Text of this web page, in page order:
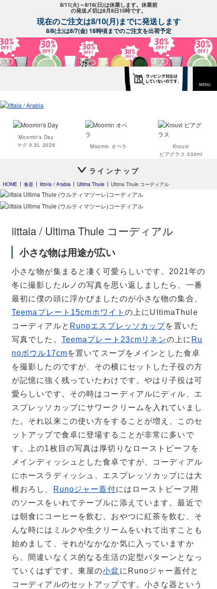
8/11(火)～8/16(日)は休業します。休業前
の発送〆切は8月8日15時です。
現在のご注文は8/10(月)までに発送します
8/8(土)は8/7(金) 18時頃までのご注文を出荷予定
MENU
Moomin's Day
マグ 0.3L 2026
Moomin オペラ
Krouvi
ビアグラス 330ml
プレート 12cm
Teema
プレート 15cm
Teema
スクエアプレート12×12
cm
ラインナップ
HOME 食器 Iittala / Arabia Ultima Thule Ultima Thule コーディアル
コーディアル クリア
コーディアル クリア
iittala / Ultima Thule コーディアル
小さな物は用途が広い
小さな物が集まると凄く可愛らしいです。2021年の
冬に撮影したルノの写真を思い返しましたら、一番
最初に僕の頭に浮かびましたのが小さな物の集合、
Teemaプレート15cmホワイトの上にUltimaThule
コーディアルと Runoエスプレッソカップを置いた
写真でした。 Teemaプレート23cmリネンの上に Ru
noボウル17cmを置いてスープをメインとした食卓
を撮影したのですが、その横にセットした子役の方
が記憶に強く残っていたわけです。やはり子役は可
愛らしいです。その時はコーディアルにディル、エ
スプレッソカップにサワークリームを入れていまし
た。それ以来この使い方をすることが増え、このセ
ットアップで食卓に登場することが非常に多いで
す。上の1枚目の写真は厚切りなローストビーフを
メインディッシュとした食卓ですが、コーディアル
にホースラディッシュ、エスプレッソカップには大
根おろし、
Runoジャー蓋付にはローストビーフ用
のソースをいれてテーブルに添えています。最近で
は朝食にコーヒーを飲む、おやつに紅茶を飲む、そ
んな時にはミルクや生クリームをいれて出すことも
始めまして、それがなかなか気に入っていますか
ら、間違いなくス的なる生活の定型パターンとなっ
ていくはずです。東屋の小盆 にRunoジャー蓋付と
コーディアルのセットアップです。小さな器という